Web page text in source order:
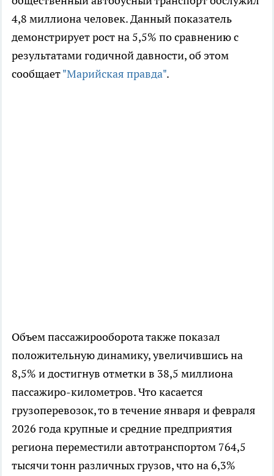
4,8 миллиона человек. Данный показатель
демонстрирует рост на 5,5% по сравнению с
результатами годичной давности, об этом
сообщает"Марийская правда".
Объем пассажирооборота также показал
положительную динамику, увеличившись на
8,5% и достигнув отметки в 38,5 миллиона
пассажиро-километров. Что касается
грузоперевозок, то в течение января и февраля
2026 года крупные и средние предприятия
региона переместили автотранспортом 764,5
тысячи тонн различных грузов, что на 6,3%